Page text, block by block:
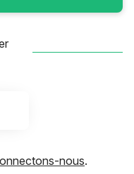
avec LinkedIn
nous.